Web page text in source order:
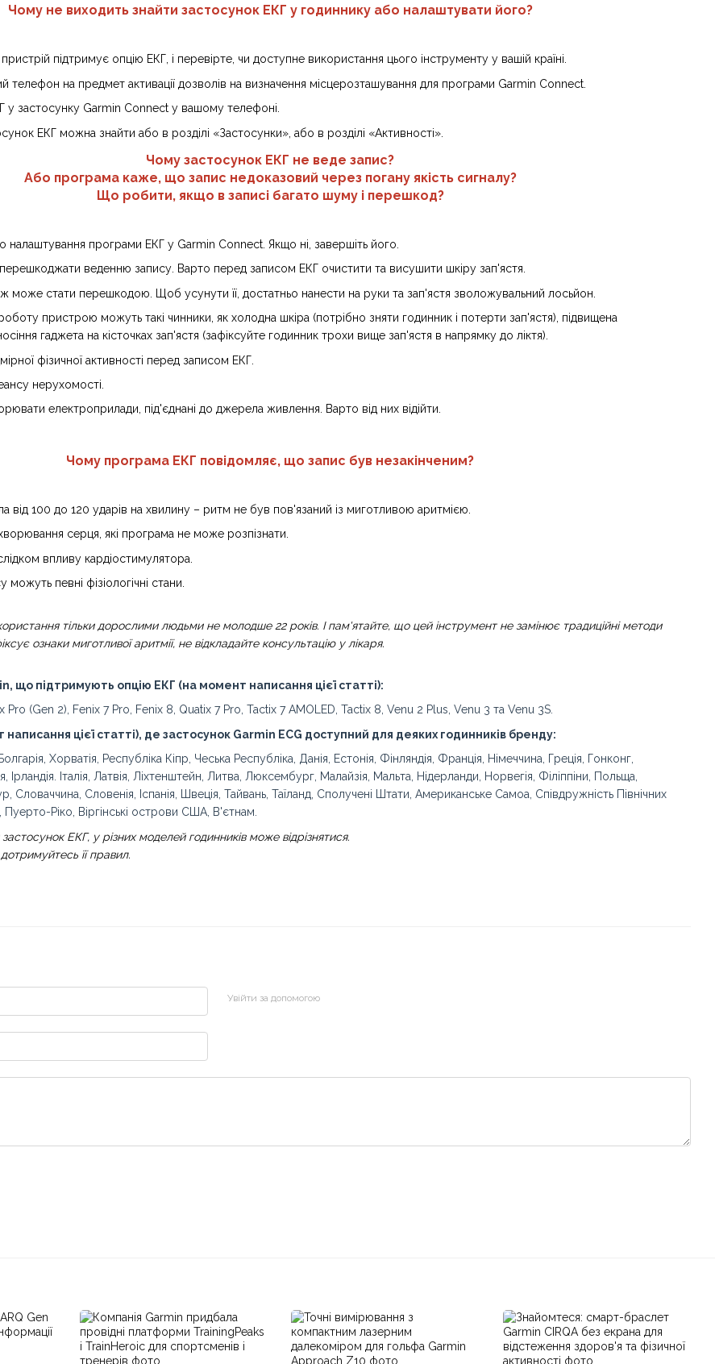
Чому не виходить знайти застосунок ЕКГ у годиннику або налаштувати його?
підтримує опцію ЕКГ, і перевірте, чи доступне використання цього інструменту у вашій країні.
телефон на предмет активації дозволів на визначення місцерозташування для програми Garmin Connect.
у застосунку Garmin Connect у вашому телефоні.
ЕКГ можна знайти або в розділі «Застосунки», або в розділі «Активності».
Чому застосунок ЕКГ не веде запис?
Або програма каже, що запис недоказовий через погану якість сигналу?
Що робити, якщо в записі багато шуму і перешкод?
налаштування програми ЕКГ у Garmin Connect. Якщо ні, завершіть його.
веденню запису. Варто перед записом ЕКГ очистити та висушити шкіру зап'ястя.
може стати перешкодою. Щоб усунути її, достатньо нанести на руки та зап'ястя зволожувальний лосьйон.
пристрою можуть такі чинники, як холодна шкіра (потрібно зняти годинник і потерти зап'ястя), підвищена
гаджета на кісточках зап'ястя (зафіксуйте годинник трохи вище зап'ястя в напрямку до ліктя).
фізичної активності перед записом ЕКГ.
нерухомості.
електроприлади, під'єднані до джерела живлення. Варто від них відійти.
Чому програма ЕКГ повідомляє, що запис був незакінченим?
100 до 120 ударів на хвилину – ритм не був пов'язаний із миготливою аритмією.
серця, які програма не може розпізнати.
впливу кардіостимулятора.
певні фізіологічні стани.
тільки дорослими людьми не молодше 22 років. І пам'ятайте, що цей інструмент не замінює традиційні методи
ознаки миготливої аритмії, не відкладайте консультацію у лікаря.
що підтримують опцію ЕКГ (на момент написання цієї статті):
Pro (Gen 2), Fenix 7 Pro, Fenix 8, Quatix 7 Pro, Tactix 7 AMOLED, Tactix 8, Venu 2 Plus, Venu 3 та Venu 3S.
цієї статті), де застосунок Garmin ECG доступний для деяких годинників бренду:
Хорватія, Республіка Кіпр, Чеська Республіка, Данія, Естонія, Фінляндія, Франція, Німеччина, Греція, Гонконг,
Ірландія. Італія, Латвія, Ліхтенштейн, Литва, Люксембург, Малайзія, Мальта, Нідерланди, Норвегія, Філіппіни, Польща,
Словаччина, Словенія, Іспанія, Швеція, Тайвань, Таїланд, Сполучені Штати, Американське Самоа, Співдружність Північних
Пуерто-Ріко, Віргінські острови США, В'єтнам.
ЕКГ, у різних моделей годинників може відрізнятися.
її правил.
Увійти за допомогою